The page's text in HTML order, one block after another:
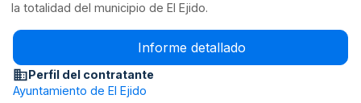
la totalidad del municipio de El Ejido.
Informe detallado
Perfil del contratante
Ayuntamiento de El Ejido